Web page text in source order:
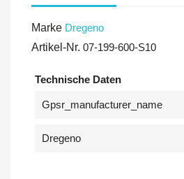
Marke Dregeno
Artikel-Nr. 07-199-600-S10
Technische Daten
Gpsr_manufacturer_name
Dregeno